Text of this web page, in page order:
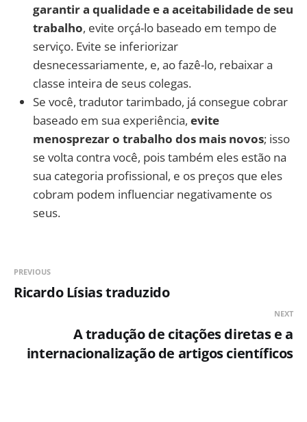
garantir a qualidade e a aceitabilidade de seu
trabalho, evite orçá-lo baseado em tempo de
serviço. Evite se inferiorizar
desnecessariamente, e, ao fazê-lo, rebaixar a
classe inteira de seus colegas.
Se você, tradutor tarimbado, já consegue cobrar
baseado em sua experiência, evite
menosprezar o trabalho dos mais novos; isso
se volta contra você, pois também eles estão na
sua categoria profissional, e os preços que eles
cobram podem influenciar negativamente os
seus.
PREVIOUS
Ricardo Lísias traduzido
NEXT
A tradução de citações diretas e a
internacionalização de artigos científicos